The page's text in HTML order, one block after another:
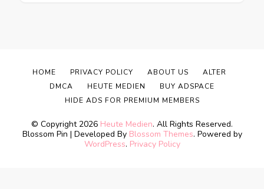
© Copyright 2026 Heute Medien. All Rights Reserved.
Blossom Pin | Developed By Blossom Themes. Powered by
WordPress. Privacy Policy
HOME PRIVACY POLICY ABOUT US
ALTER
DMCA
HEUTE MEDIEN
BUY ADSPACE
HIDE ADS FOR PREMIUM MEMBERS